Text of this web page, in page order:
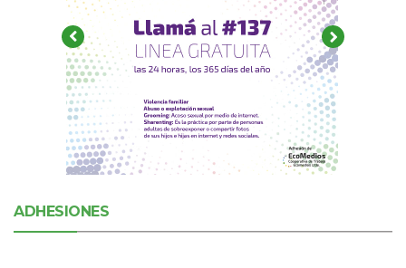
ADHESIONES